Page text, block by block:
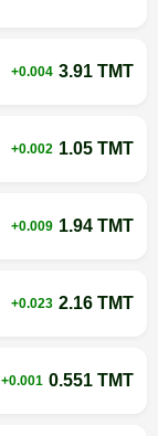
+0.004 3.91 TMT
+0.002 1.05 TMT
+0.009 1.94 TMT
+0.023 2.16 TMT
+0.001 0.551 TMT